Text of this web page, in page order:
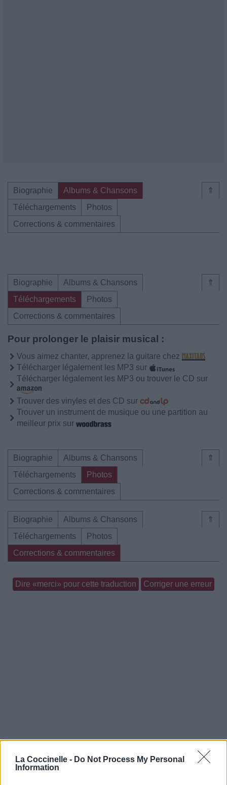
La Coccinelle - Do Not Process My Personal
Information
⇑
Biographie
Albums & Chansons
Téléchargements
Photos
Corrections & commentaires
⇑
Biographie
Albums & Chansons
Téléchargements
Photos
Corrections & commentaires
Pour prolonger le plaisir musical :
Vous aimez chanter, apprenez la guitare chez
Télécharger légalement les MP3 sur
Télécharger légalement les MP3 ou trouver le CD sur
Trouver des vinyles et des CD sur
Trouver un instrument de musique ou une partition au
meilleur prix sur
⇑
Biographie
Albums & Chansons
Téléchargements
Photos
Corrections & commentaires
⇑
Biographie
Albums & Chansons
Téléchargements
Photos
Corrections & commentaires
Dire «merci» pour cette traduction Corriger une erreur